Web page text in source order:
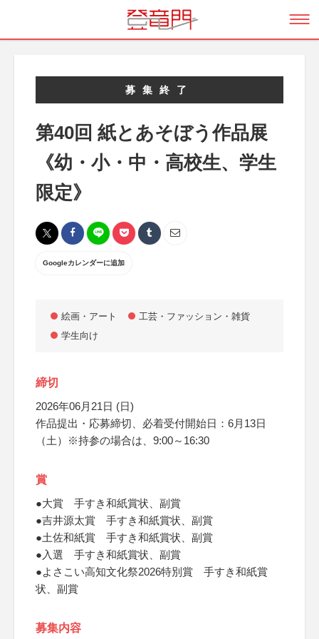
募集終了
第40回 紙とあそぼう作品展
《幼・小・中・高校生、学生
限定》
Googleカレンダーに追加
絵画・アート
工芸・ファッション・雑貨
学生向け
締切
2026年06月21日 (日)
作品提出・応募締切、必着受付開始日：6月13日
（土）※持参の場合は、9:00～16:30
賞
●大賞 手すき和紙賞状、副賞
●吉井源太賞 手すき和紙賞状、副賞
●土佐和紙賞 手すき和紙賞状、副賞
●入選 手すき和紙賞状、副賞
●よさこい高知文化祭2026特別賞 手すき和紙賞
状、副賞
募集内容